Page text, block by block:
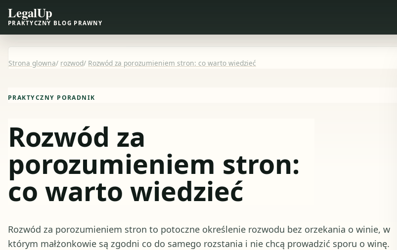
LegalUp
PRAKTYCZNY BLOG PRAWNY
Strona glowna/ rozwod/ Rozwód za porozumieniem stron: co warto wiedzieć
PRAKTYCZNY PORADNIK
Rozwód za
porozumieniem stron:
co warto wiedzieć
Rozwód za porozumieniem stron to potoczne określenie rozwodu bez orzekania o winie, w
którym małżonkowie są zgodni co do samego rozstania i nie chcą prowadzić sporu o winę.